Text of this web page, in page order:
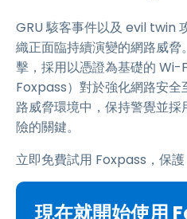
GRU 駭客事件以及 evil twin
織正面臨持續演變的網路威
擊，採用以憑證為基礎的 Wi-
Foxpass）對於強化網路安全
路威脅環境中，保持警覺並
險的關鍵。
立即免費試用 Foxpass，保護
現在就開始使用